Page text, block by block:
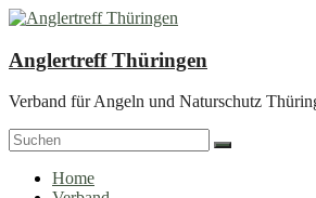
Zum
springen
Anglertreff Thüringen
Verband für Angeln und Naturschutz
Menü
Home